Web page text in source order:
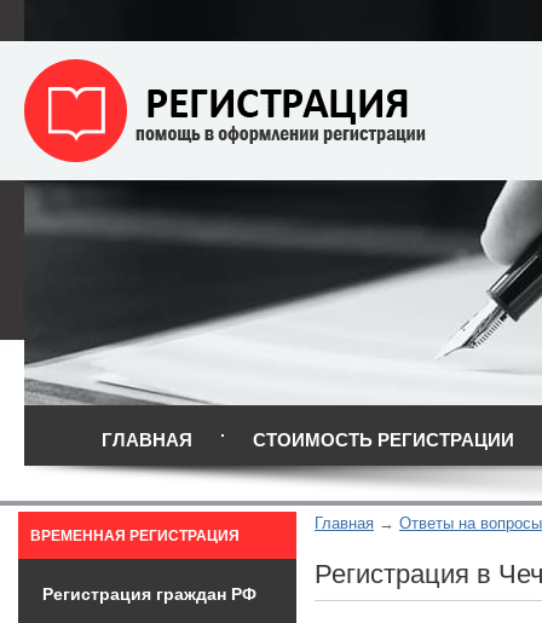
ГЛАВНАЯ СТОИМОСТЬ РЕГИСТРАЦИИ
Главная Ответы на
Регистрация в
ВРЕМЕННАЯ РЕГИСТРАЦИЯ
Регистрация граждан РФ